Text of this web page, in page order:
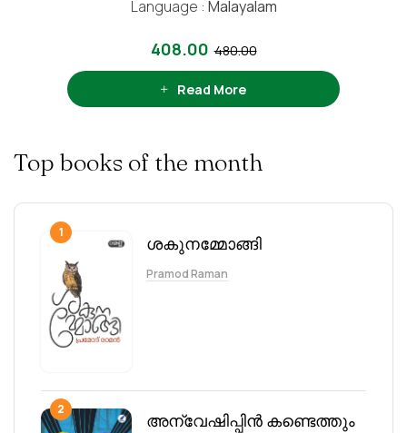
Language : Malayalam
480.00
408.00
Read More
Top books of the month
1
ശകുനമ്മോങ്ങി
Pramod Raman
2
അന്വേഷിപ്പിൻ കണ്ടെത്തും